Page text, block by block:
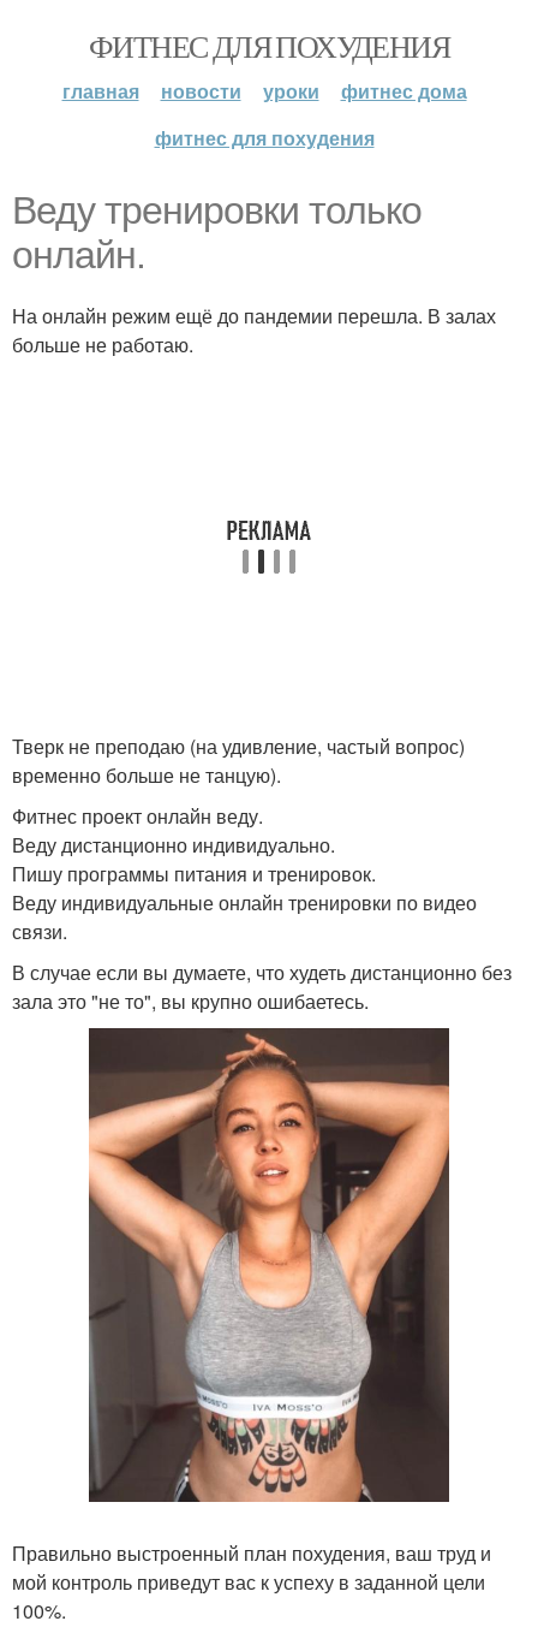
ФИТНЕС ДЛЯ ПОХУДЕНИЯ
главная новости уроки
фитнес дома
фитнес для похудения
Веду тренировки только
онлайн.
На онлайн режим ещё до пандемии перешла. В залах
больше не работаю.
Тверк не преподаю (на удивление, частый вопрос)
временно больше не танцую).
Фитнес проект онлайн веду.
Веду дистанционно индивидуально.
Пишу программы питания и тренировок.
Веду индивидуальные онлайн тренировки по видео
связи.
В случае если вы думаете, что худеть дистанционно без
зала это "не то", вы крупно ошибаетесь.
Правильно выстроенный план похудения, ваш труд и
мой контроль приведут вас к успеху в заданной цели
100%.